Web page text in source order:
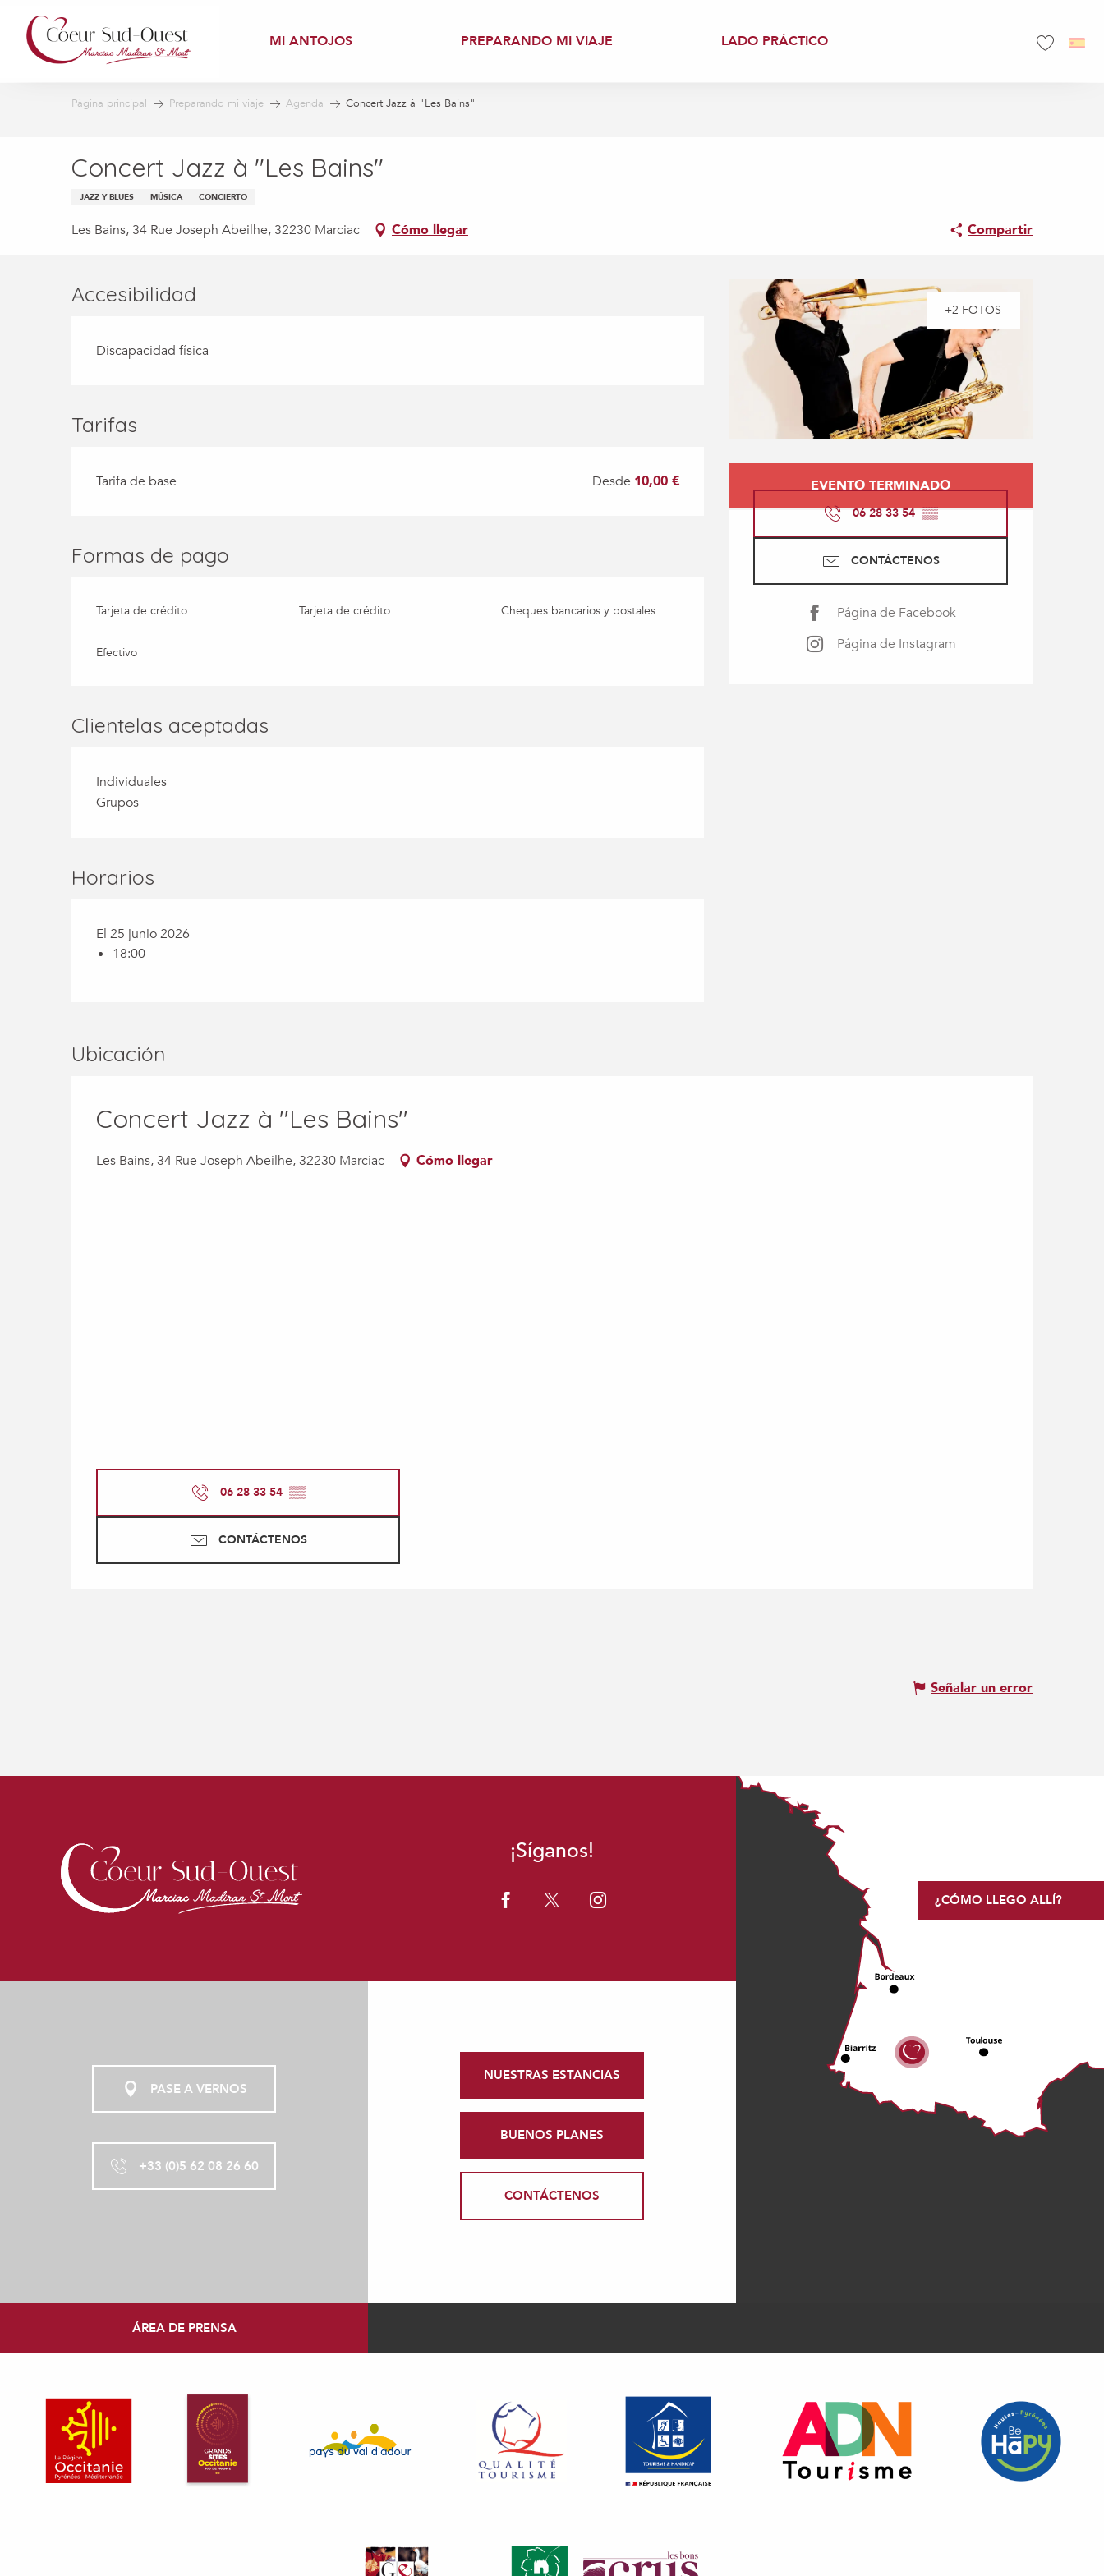
contenu
principal
MI ANTOJOS PREPARANDO MI VIAJE LADO PRÁCTICO
Página principal Preparando mi viaje Agenda Concert Jazz à "Les Bains"
Concert Jazz à "Les Bains"
JAZZ Y BLUES MÚSICA CONCIERTO
Les Bains, 34 Rue Joseph Abeilhe, 32230 Marciac Cómo llegar Compartir
+2 FOTOS
Horarios y datos de
EVENTO TERMINADO
06 28 33 54▒▒
CONTÁCTENOS
Página de Facebook
Página de Instagram
Accesibilidad
Discapacidad física
Tarifas
Tarifa de base Desde 10,00 €
Formas de pago
Tarjeta de crédito Tarjeta de crédito Cheques bancarios y postales
Efectivo
Clientelas aceptadas
Individuales
Grupos
Horarios
El 25 junio 2026
18:00
Ubicación
Concert Jazz à "Les Bains"
Les Bains, 34 Rue Joseph Abeilhe, 32230 Marciac Cómo llegar
06 28 33 54 ▒▒
CONTÁCTENOS
Señalar un error
¡Síganos!
PASE A VERNOS
+33 (0)5 62 08 26 60
NUESTRAS ESTANCIAS
BUENOS PLANES
CONTÁCTENOS
¿CÓMO LLEGO ALLÍ?
ÁREA DE PRENSA